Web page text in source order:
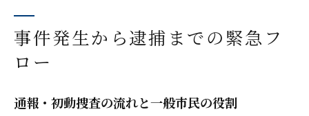
事件発生から逮捕までの緊急フ
ロー
通報・初動捜査の流れと一般市民の役割